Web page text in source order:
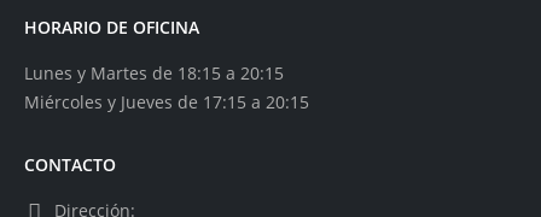
HORARIO DE OFICINA
Lunes y Martes de 18:15 a 20:15
Miércoles y Jueves de 17:15 a 20:15
CONTACTO
Dirección: